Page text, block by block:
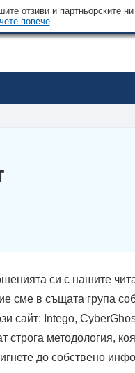
отзиви и партньорските
повече
си с нашите
сме в същата група
сайт: Intego,
методология,
до собствено